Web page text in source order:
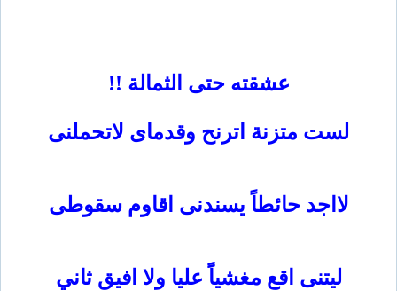
عشقته حتى الثمالة !!
لست متزنة اترنح وقدماى لاتحملنى
لااجد حائطاً يسندنى اقاوم سقوطى
ليتنى اقع مغشياًً عليا ولا افيق ثاني